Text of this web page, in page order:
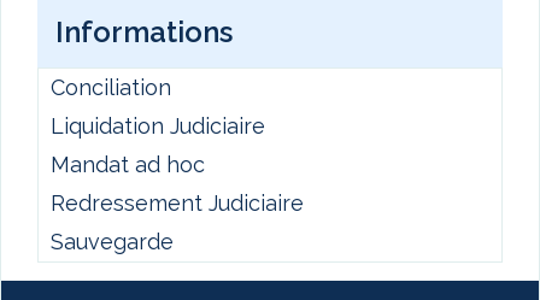
Informations
Conciliation
Liquidation Judiciaire
Mandat ad hoc
Redressement Judiciaire
Sauvegarde